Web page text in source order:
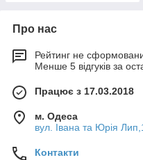
Про нас
Рейтинг не
Менше 5 відгуків за
Працює з 17.03.2018
м. Одеса
вул. Івана та Юрія
Контакти